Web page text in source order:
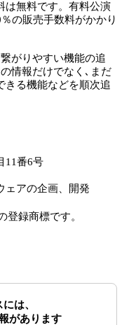
は無料です。有料公演
の販売手数料がかかり
がりやすい機能の追
情報だけでなく､まだ
きる機能などを順次追
11番6号
ェアの企画、開発
録商標です。
は、
があります